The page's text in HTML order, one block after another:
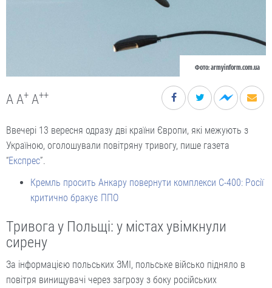
Фото: armyinform.com.ua
A A+ A++
Ввечері 13 вересня одразу дві країни Європи, які межують з
Україною, оголошували повітряну тривогу, пише газета
“Експрес”.
Кремль просить Анкару повернути комплекси С-400: Росії
критично бракує ППО
Тривога у Польщі: у містах увімкнули
сирену
За інформацією польських ЗМІ, польське військо підняло в
повітря винищувачі через загрозу з боку російських